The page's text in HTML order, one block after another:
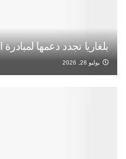
بلغاريا تجدد دعمها
يوليو 28, 2026